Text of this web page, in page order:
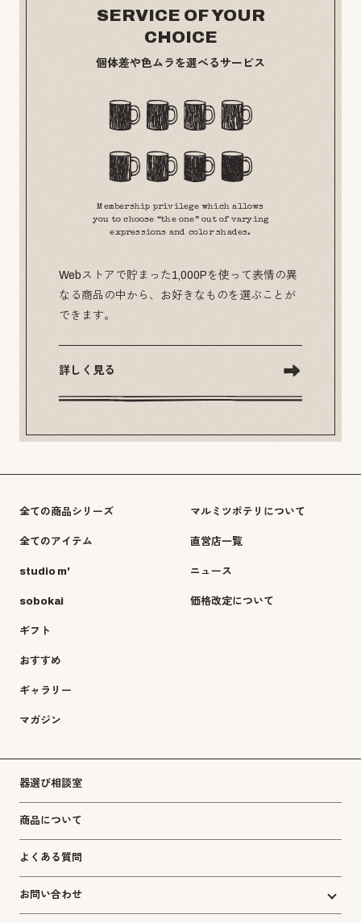
SERVICE OF YOUR
CHOICE
個体差や色ムラを選べるサービス
Membership privilege which allows
you to choose “the one” out of varying
expressions and color shades.
Webストアで貯まった1,000Pを使って表情の異
なる商品の中から、お好きなものを選ぶことが
できます。
詳しく見る
全ての商品シリーズ
全てのアイテム
studio m'
sobokai
ギフト
おすすめ
ギャラリー
マガジン
マルミツポテリについて
直営店一覧
ニュース
価格改定について
器選び相談室
商品について
よくある質問
お問い合わせ